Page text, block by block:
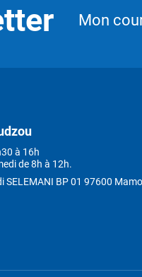
Mon
à 16h
de 8h à 12h.
SELEMANI BP 01 97600